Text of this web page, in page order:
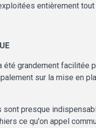
entièrement
été grandement
sur la mise
presque
ce qu'on appel